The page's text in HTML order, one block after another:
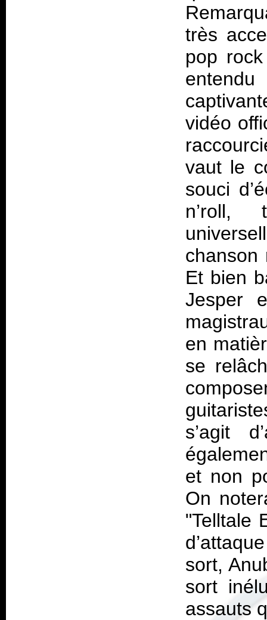
très
pop
vidéo
vaut le
souci
chanson
Et bien
Jesper
en
se
s’agit
et non
On
"Telltale
sort,
sort
assauts